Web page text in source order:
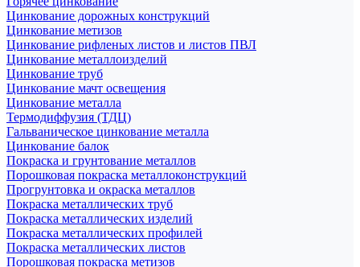
Цинкование дорожных конструкций
Цинкование метизов
Цинкование рифленых листов и листов ПВЛ
Цинкование металлоизделий
Цинкование труб
Цинкование мачт освещения
Цинкование металла
Термодиффузия (ТДЦ)
Гальваническое цинкование металла
Цинкование балок
Покраска и грунтование металлов
Порошковая покраска металлоконструкций
Прогрунтовка и окраска металлов
Покраска металлических труб
Покраска металлических изделий
Покраска металлических профилей
Покраска металлических листов
Порошковая покраска метизов